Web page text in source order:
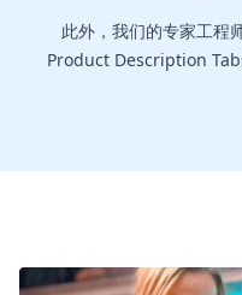
此外，我们的专家工程
Product Description